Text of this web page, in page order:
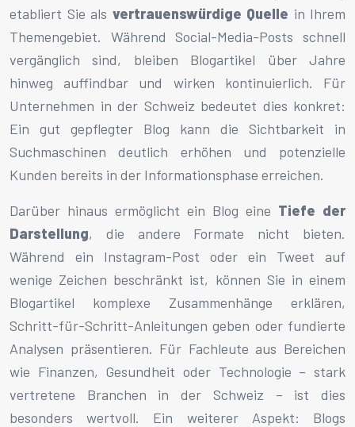
etabliert Sie als vertrauenswürdige Quelle in Ihrem
Themengebiet. Während Social-Media-Posts schnell
vergänglich sind, bleiben Blogartikel über Jahre
hinweg auffindbar und wirken kontinuierlich. Für
Unternehmen in der Schweiz bedeutet dies konkret:
Ein gut gepflegter Blog kann die Sichtbarkeit in
Suchmaschinen deutlich erhöhen und potenzielle
Kunden bereits in der Informationsphase erreichen.
Darüber hinaus ermöglicht ein Blog eine Tiefe der
Darstellung, die andere Formate nicht bieten.
Während ein Instagram-Post oder ein Tweet auf
wenige Zeichen beschränkt ist, können Sie in einem
Blogartikel komplexe Zusammenhänge erklären,
Schritt-für-Schritt-Anleitungen geben oder fundierte
Analysen präsentieren. Für Fachleute aus Bereichen
wie Finanzen, Gesundheit oder Technologie – stark
vertretene Branchen in der Schweiz – ist dies
besonders wertvoll. Ein weiterer Aspekt: Blogs